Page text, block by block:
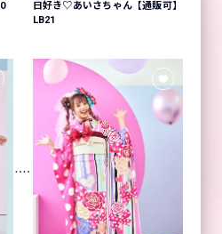
日好き♡あいさちゃん【通販可】
LB21